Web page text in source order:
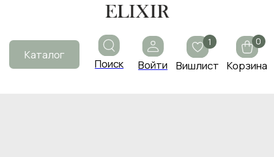
Поиск
Каталог
Войти Вишлист